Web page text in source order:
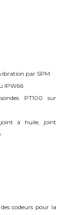
par SPM
IPW66
PT100 sur
joint à huile, joint
codeurs pour la